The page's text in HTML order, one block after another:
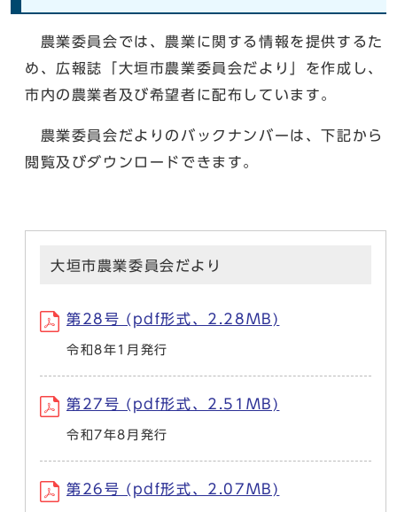
農業委員会では、農業に関する情報を提供するた
め、広報誌「大垣市農業委員会だより」を作成し、
市内の農業者及び希望者に配布しています。
農業委員会だよりのバックナンバーは、下記から
閲覧及びダウンロードできます。
大垣市農業委員会だより
第28号 (pdf形式、2.28MB)
令和8年1月発行
第27号 (pdf形式、2.51MB)
令和7年8月発行
第26号 (pdf形式、2.07MB)